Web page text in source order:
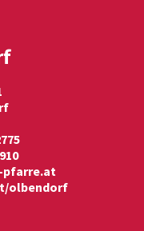
pfarre.at
olbendorf